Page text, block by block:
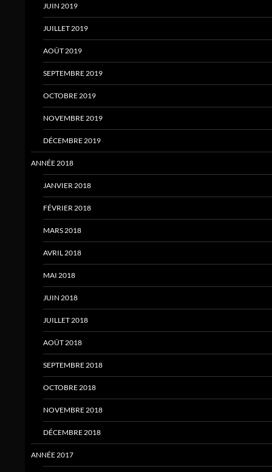
JUIN 2019
JUILLET 2019
AOÛT 2019
SEPTEMBRE 2019
OCTOBRE 2019
NOVEMBRE 2019
DÉCEMBRE 2019
ANNÉE 2018
JANVIER 2018
FÉVRIER 2018
MARS 2018
AVRIL 2018
MAI 2018
JUIN 2018
JUILLET 2018
AOÛT 2018
SEPTEMBRE 2018
OCTOBRE 2018
NOVEMBRE 2018
DÉCEMBRE 2018
ANNÉE 2017